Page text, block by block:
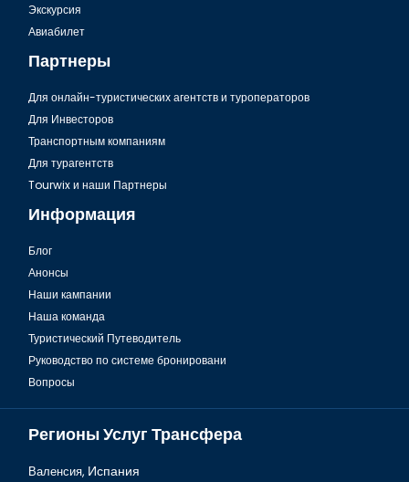
Экскурсия
Авиабилет
Партнеры
Для онлайн-туристических агентств и туроператоров
Для Инвесторов
Транспортным компаниям
Для турагентств
Tourwix и наши Партнеры
Информация
Блог
Анонсы
Наши кампании
Наша команда
Туристический Путеводитель
Руководство по системе бронировани
Вопросы
Регионы Услуг Трансфера
Валенсия, Испания